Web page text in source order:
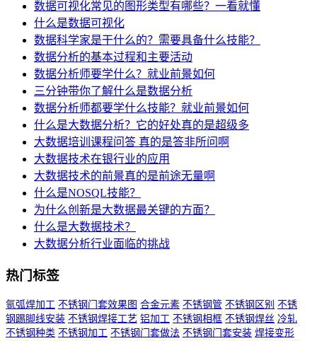
数据可视化常见的图形类型有哪些？一看就懂
什么是数据可视化
数据科学家是干什么的？需要具备什么技能？
数据分析的基本过程和主要活动
数据分析师要学什么？就业前景如何
三分钟带你了解什么是数据分析
数据分析师都要学什么技能？就业前景如何
什么是大数据分析？它的好处真的是超级多
大数据培训课程问答 真的是答非所问啊
大数据技术在银行业的应用
大数据技术的前景真的是前途无量啊
什么是NOSQL技能？
为什么创新是大数据最关键的方面？
什么是大数据技术？
大数据分析行业面临的挑战
热门标签
氩弧焊加工 不锈钢门套效果图 合金元素 不锈钢管 不锈钢区别 不锈
钢踢脚线安装 不锈钢焊接工艺 铝加工 不锈钢相框 不锈钢焊丝 冷轧
不锈钢种类 不锈钢加工 不锈钢门套做法 不锈钢门套安装 焊接变形